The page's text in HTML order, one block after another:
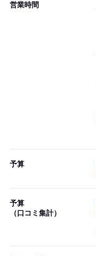
営業時間
予算
予算
（口コミ集計）